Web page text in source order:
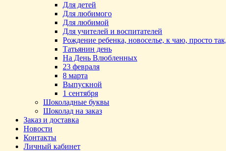
Для детей
Для любимого
Для любимой
Для учителей и воспитателей
Рождение ребенка, новоселье, к чаю, просто
Татьянин день
На День Влюбленных
23 февраля
8 марта
Выпускной
1 сентября
Шоколадные буквы
Шоколад на заказ
Заказ и доставка
Новости
Контакты
Личный кабинет